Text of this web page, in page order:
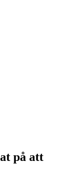
på att